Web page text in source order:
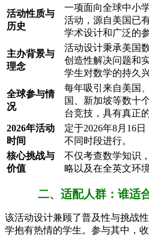
活动性质与
历史
一项面向全球中小
活动，源自美国已
学术设计和广泛的
主办背景与
理念
活动设计秉承美国
创造性解决问题和
学生对数学的持久兴
全球参与情
况
每年吸引来自美国
国、新加坡等数十
台竞技，具有真正
2026年活动
时间
定于2026年8月16
不同时段进行。
核心挑战与
价值
不仅考查数学知识
略以及在全英文环
二、适配人群：谁适
该活动设计兼顾了普及性与挑战
学抱有热情的学生。参与其中，